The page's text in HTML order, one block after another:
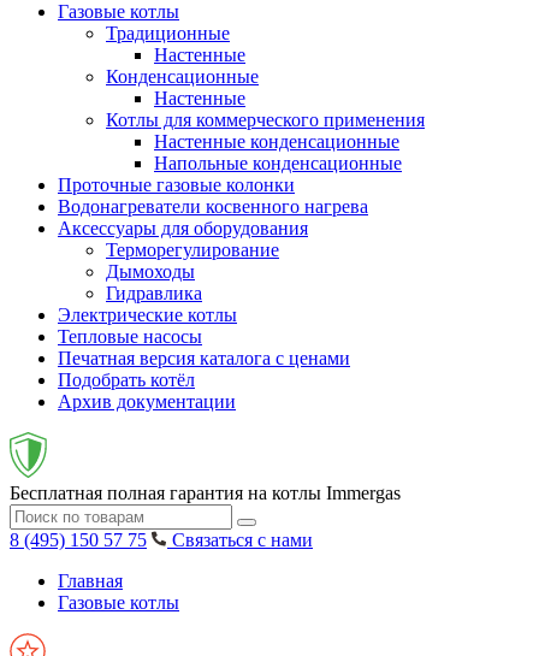
Газовые котлы
Традиционные
Настенные
Конденсационные
Настенные
Котлы для коммерческого применения
Настенные конденсационные
Напольные конденсационные
Проточные газовые колонки
Водонагреватели косвенного нагрева
Аксессуары для оборудования
Терморегулирование
Дымоходы
Гидравлика
Электрические котлы
Тепловые насосы
Печатная версия каталога с ценами
Подобрать котёл
Архив документации
Бесплатная полная гарантия на котлы Immergas
8 (495) 150 57 75
Связаться с нами
Главная
Газовые котлы